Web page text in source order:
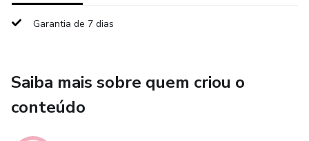
Perfeito para Educação Infantil, salas de AEE, cantinhos
Garantia de 7 dias
Saiba mais sobre quem criou o
conteúdo